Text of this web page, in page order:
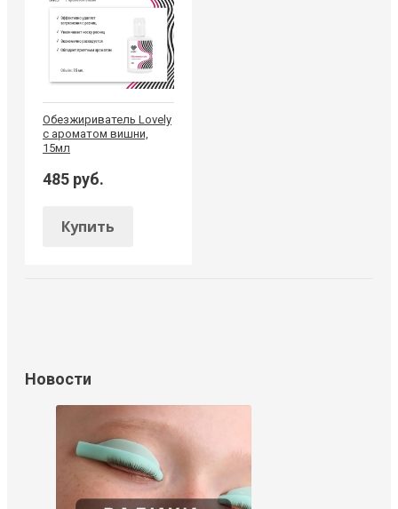
Обезжириватель Lovely
с ароматом вишни,
15мл
485 руб.
Купить
Новости